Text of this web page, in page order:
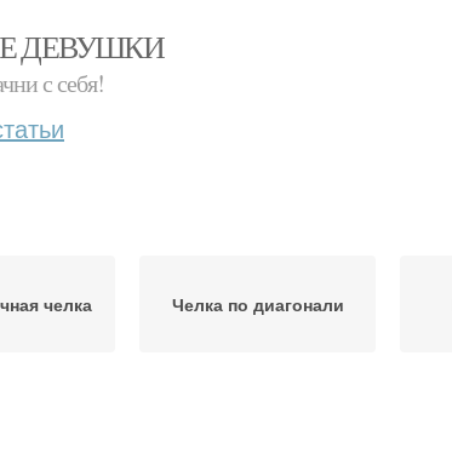
ДЕВУШКИ
с себя!
челка Челка по диагонали